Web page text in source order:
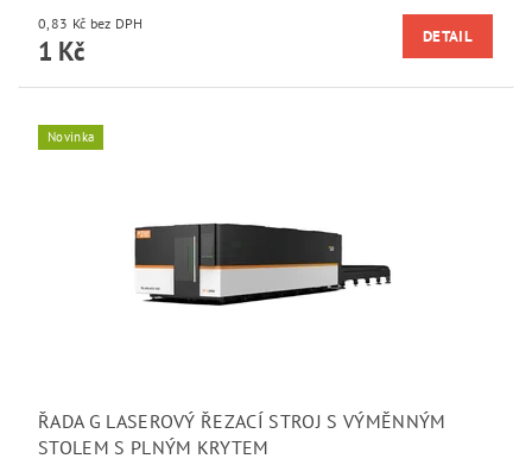
0,83 Kč bez DPH
1 Kč DETAIL
Novinka
ŘADA G LASEROVÝ ŘEZACÍ STROJ S VÝMĚNNÝM
STOLEM S PLNÝM KRYTEM